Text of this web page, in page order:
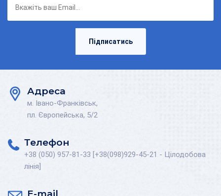
Підписатись
Адреса
м. Івано-Франківськ,
пл. Європейська, 5/2
Телефон
+38 (050) 957-81-33 [+38(098)929-45-21 - Цілодобова
лінія]